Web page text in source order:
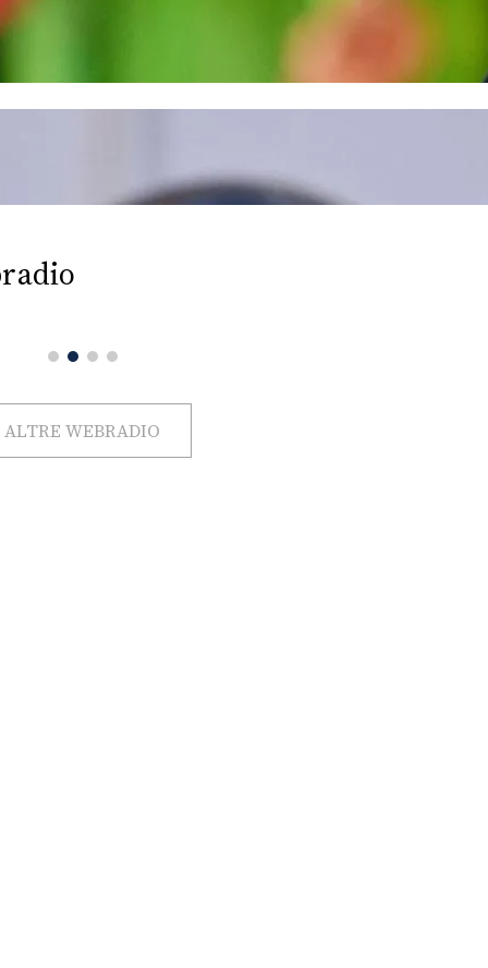
ALTRE WEBRADIO